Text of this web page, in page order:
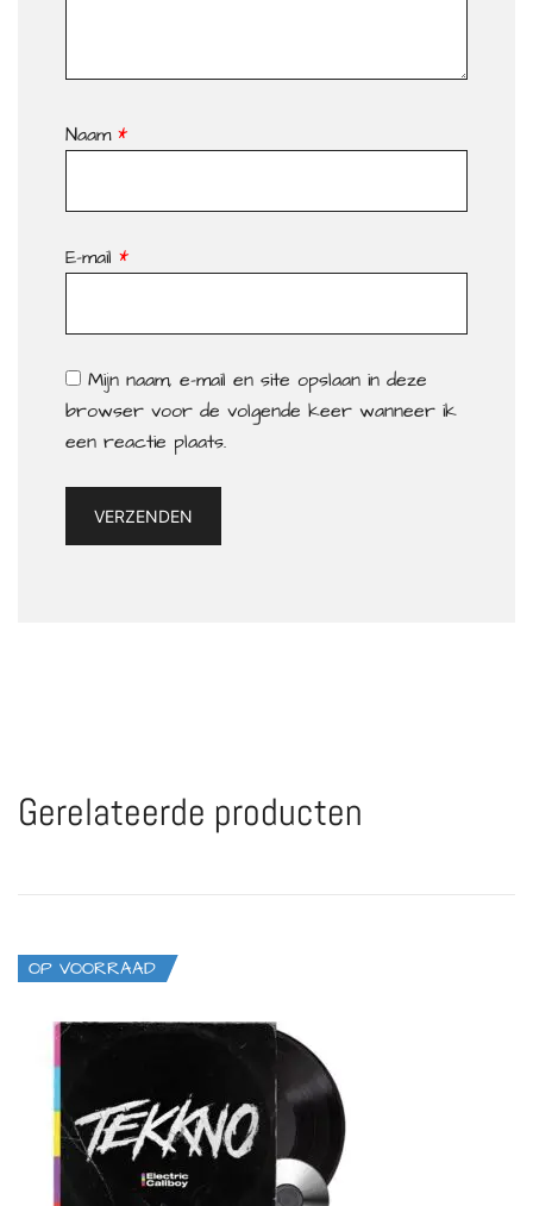
Naam *
E-mail *
Mijn naam, e-mail en site opslaan in deze
browser voor de volgende keer wanneer ik
een reactie plaats.
Gerelateerde producten
OP VOORRAAD